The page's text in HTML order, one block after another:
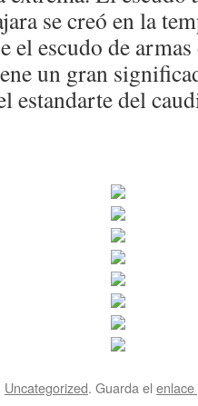
se creó en la
el escudo de
un gran
estandarte del
Uncategorized. Guarda el